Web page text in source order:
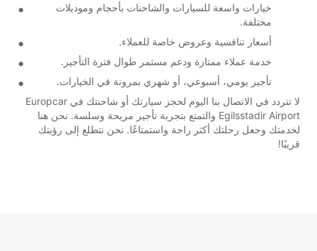
خيارات واسعة للسيارات والشاحنات بأحجام وموديلات
مختلفة.
أسعار تنافسية وعروض خاصة للعملاء.
خدمة عملاء ممتازة ودعم مستمر طوال فترة التأجير.
تأجير يومي، أسبوعي، أو شهري بمرونة في الخيارات.
لا تتردد في الاتصال بنا اليوم لحجز سيارتك أو شاحنتك في Europcar
Egilsstadir Airport والتمتع بتجربة تأجير مريحة وسلسة. نحن هنا
لخدمتك وجعل رحلتك أكثر راحة واستمتاعًا. نحن نتطلع إلى رؤيتك
قريبًا!